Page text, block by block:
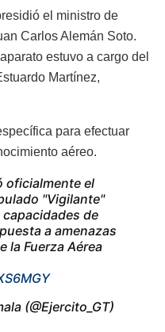
el ministro de
Carlos Alemán Soto.
estuvo a cargo del
Martínez,
para efectuar
aéreo.
oficialmente el
"Vigilante"
de
a amenazas
la Fuerza Aérea
(@Ejercito_GT)